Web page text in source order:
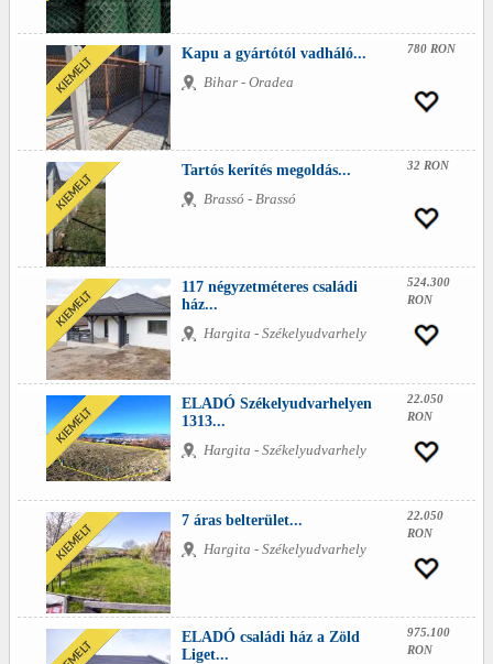
Kapu a gyártótól vadháló...
Bihar - Oradea
780 RON
Tartós kerítés megoldás...
Brassó - Brassó
32 RON
117 négyzetméteres családi
ház...
Hargita - Székelyudvarhely
524.300
RON
ELADÓ Székelyudvarhelyen
1313...
Hargita - Székelyudvarhely
22.050
RON
7 áras belterület...
Hargita - Székelyudvarhely
22.050
RON
ELADÓ családi ház a Zöld
Liget...
975.100
RON